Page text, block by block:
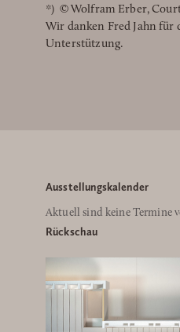
*) © Wolfram Erber,
Wir danken Fred Jahn für
Unterstützung.
Ausstellungskalender
Aktuell sind keine Termine
Rückschau